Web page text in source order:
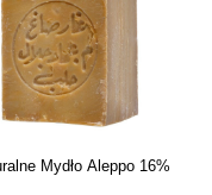
Mydło Aleppo 16%